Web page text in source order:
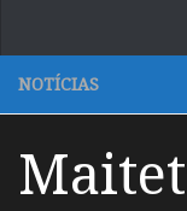
NOTÍCIAS